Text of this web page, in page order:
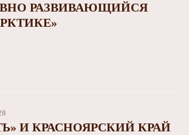
РАЗВИВАЮЩИЙСЯ
И КРАСНОЯРСКИЙ КРАЙ